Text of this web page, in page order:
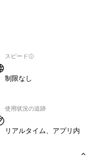
スピード
制限なし
使用状況の追跡
リアルタイム、アプリ内